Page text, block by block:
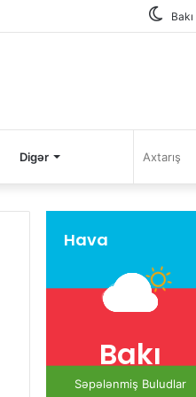
Bakı
Digər
Hava
Bakı
Səpələnmiş Buludlar